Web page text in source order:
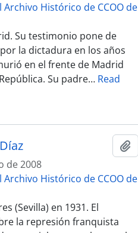
Histórico de CCOO de
Su testimonio pone de
la dictadura en los años
en el frente de Madrid
Su padre… Read
de 2008
Histórico de CCOO de
(Sevilla) en 1931. El
la represión franquista